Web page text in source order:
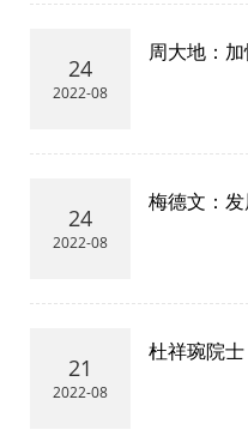
24
2022-08
周大地：
24
2022-08
梅德文：
21
2022-08
杜祥琬院